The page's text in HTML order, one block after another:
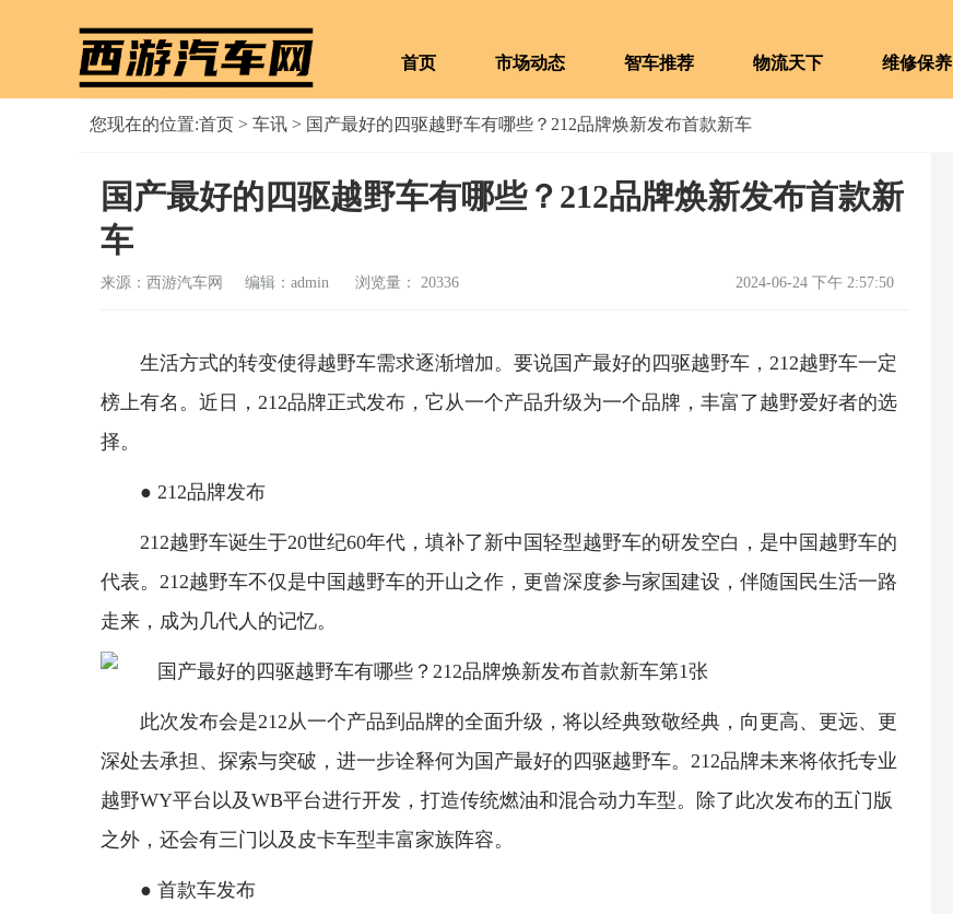
首页 市场动态 智车推荐 物流天下 维修保养
您现在的位置:首页 > 车讯 > 国产最好的四驱越野车有哪些？212品牌焕新发布首款新车
国产最好的四驱越野车有哪些？212品牌焕新发布首款新
车
来源：西游汽车网 编辑：admin 2024-06-24 下午 2:57:50
浏览量： 20336
生活方式的转变使得越野车需求逐渐增加。要说国产最好的四驱越野车，212越野车一定
榜上有名。近日，212品牌正式发布，它从一个产品升级为一个品牌，丰富了越野爱好者的选
择。
● 212品牌发布
212越野车诞生于20世纪60年代，填补了新中国轻型越野车的研发空白，是中国越野车的
代表。212越野车不仅是中国越野车的开山之作，更曾深度参与家国建设，伴随国民生活一路
走来，成为几代人的记忆。
此次发布会是212从一个产品到品牌的全面升级，将以经典致敬经典，向更高、更远、更
深处去承担、探索与突破，进一步诠释何为国产最好的四驱越野车。212品牌未来将依托专业
越野WY平台以及WB平台进行开发，打造传统燃油和混合动力车型。除了此次发布的五门版
之外，还会有三门以及皮卡车型丰富家族阵容。
● 首款车发布